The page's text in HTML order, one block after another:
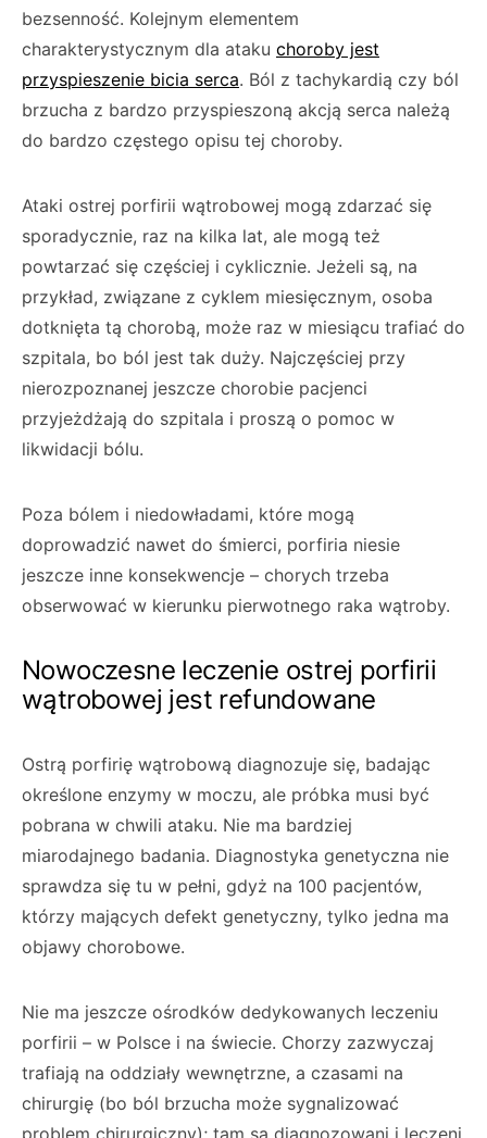
bezsenność. Kolejnym elementem
charakterystycznym dla ataku choroby jest
przyspieszenie bicia serca. Ból z tachykardią czy ból
brzucha z bardzo przyspieszoną akcją serca należą
do bardzo częstego opisu tej choroby.
Ataki ostrej porfirii wątrobowej mogą zdarzać się
sporadycznie, raz na kilka lat, ale mogą też
powtarzać się częściej i cyklicznie. Jeżeli są, na
przykład, związane z cyklem miesięcznym, osoba
dotknięta tą chorobą, może raz w miesiącu trafiać do
szpitala, bo ból jest tak duży. Najczęściej przy
nierozpoznanej jeszcze chorobie pacjenci
przyjeżdżają do szpitala i proszą o pomoc w
likwidacji bólu.
Poza bólem i niedowładami, które mogą
doprowadzić nawet do śmierci, porfiria niesie
jeszcze inne konsekwencje – chorych trzeba
obserwować w kierunku pierwotnego raka wątroby.
Nowoczesne leczenie ostrej porfirii
wątrobowej jest refundowane
Ostrą porfirię wątrobową diagnozuje się, badając
określone enzymy w moczu, ale próbka musi być
pobrana w chwili ataku. Nie ma bardziej
miarodajnego badania. Diagnostyka genetyczna nie
sprawdza się tu w pełni, gdyż na 100 pacjentów,
którzy mających defekt genetyczny, tylko jedna ma
objawy chorobowe.
Nie ma jeszcze ośrodków dedykowanych leczeniu
porfirii – w Polsce i na świecie. Chorzy zazwyczaj
trafiają na oddziały wewnętrzne, a czasami na
chirurgię (bo ból brzucha może sygnalizować
problem chirurgiczny); tam są diagnozowani i leczeni